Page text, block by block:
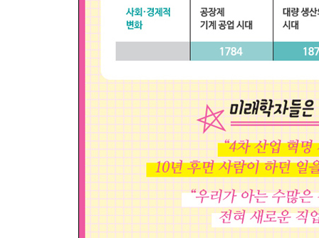
찾았다! 크리에이티브 월드①의 미래 유망 직업
뇌 과학자 / 기후 변화 전문가 / 탄소 배출권 중개
Interview 크리에이티브 월드① 유망 직업인 기후
★ 미래학자가 예측하는 미래의 이색 직업③
4장 상상력과 창의력이 마구 샘솟는 크리에이티
크리에이티브 월드②에 대해 알아봐요!
크리에이티브 월드②의 현재 직업을 알아봐요!
찾았다! 크리에이티브 월드②의 미래 유망 직업
인간-컴퓨터 상호 작용 컨설턴트 / 무인 항공 촬영
Interview 크리에이티브 월드② 유망 직업인 UX 디
★ 미래학자가 예측하는 미래의 이색 직업④